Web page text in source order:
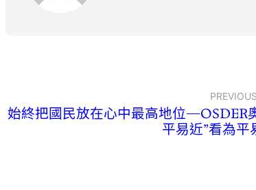
PREVIOUS
始終把國民放在心中最高地位—OSDER
平易近”看為平